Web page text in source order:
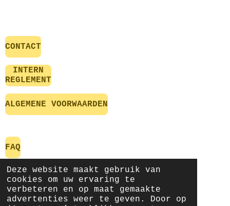
Deze website maakt gebruik van
cookies om uw ervaring te
verbeteren en op maat gemaakte
advertenties weer te geven. Door op
CONTACT
INTERN
REGLEMENT
ALGEMENE VOORWAARDEN
FAQ
NIEUWSBRIEF